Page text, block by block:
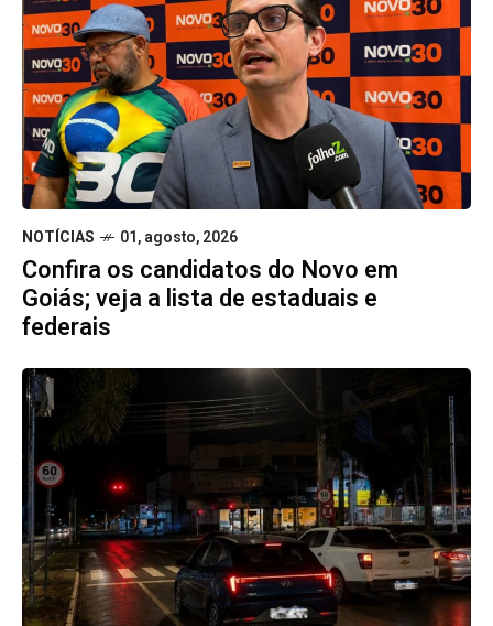
NOTÍCIAS 01, agosto, 2026
Confira os candidatos do Novo em
Goiás; veja a lista de estaduais e
federais